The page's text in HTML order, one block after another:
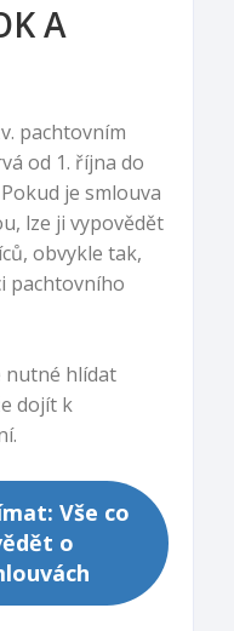
A
pachtovním
od 1. října do
je smlouva
lze ji vypovědět
obvykle tak,
pachtovního
nutné hlídat
dojít k
Vše co
o